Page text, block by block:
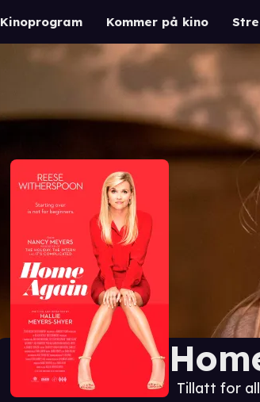
Kinoprogram Kommer på kino
Tillatt for